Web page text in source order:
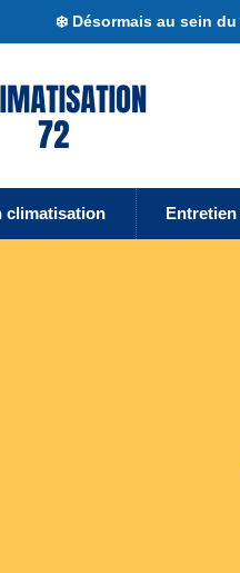
❄️ Désormais au sein du
climatisation